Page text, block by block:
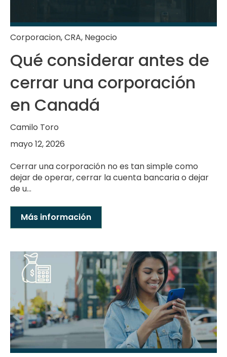
Corporacion,CRA, Negocio
Qué considerar antes de
cerrar una corporación
en Canadá
Camilo Toro
mayo 12, 2026
Cerrar una corporación no es tan simple como
dejar de operar, cerrar la cuenta bancaria o dejar
de u...
Más información